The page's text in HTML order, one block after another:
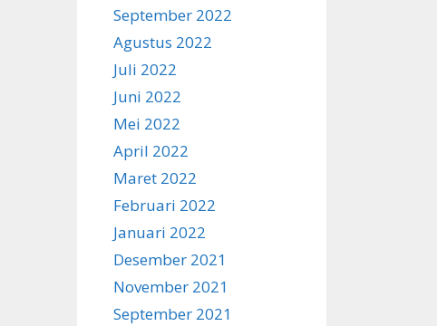
September 2022
Agustus 2022
Juli 2022
Juni 2022
Mei 2022
April 2022
Maret 2022
Februari 2022
Januari 2022
Desember 2021
November 2021
September 2021